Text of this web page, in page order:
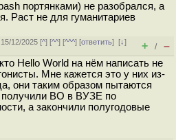
портянками) не разобрался, а
Раст не для гуманитариев
12/2025 [^] [^^] [^^^] [ответить][↓]
+ / –
Hello World на нём написать не
Мне кажется это у них из-
они таким образом пытаются
получили ВО в ВУЗЕ по
а закончили полугодовые